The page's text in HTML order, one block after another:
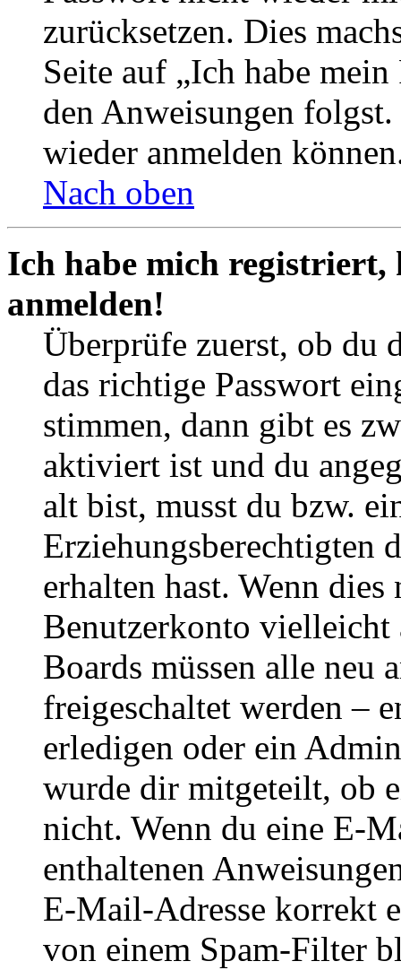
zurücksetzen. Dies
Seite auf „Ich habe
den Anweisungen
wieder anmelden
Nach oben
Ich habe mich
anmelden!
Überprüfe zuerst, ob du
das richtige Passwort
stimmen, dann gibt es
aktiviert ist und du
alt bist, musst du bzw.
Erziehungsberechtigten
erhalten hast. Wenn
Benutzerkonto
Boards müssen alle neu
freigeschaltet werden –
erledigen oder ein
wurde dir mitgeteilt, ob
nicht. Wenn du eine E-
enthaltenen
E-Mail-Adresse korrekt
von einem Spam-Filter